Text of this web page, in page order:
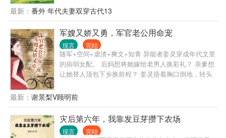
次见面，被男人抛来的篮球砸出了鼻血...... 第二次见
第三次见面，差点成了男人的解药，这都是什么孽
缘......... 然一副双面绣，让大院里公认淡溥寡欲、不
近女色的霍四少为她疯、为她狂，为她哐哐撞大墙。
大院里的人谁不说一声霍四少大义，却不知他为家族
牺牲也只是障眼法，为的就是能光明正大守在她身
我，还说我是狐狸精，耍了手段才勾引了你。 对那些
伤害、算计过她的人，霍四少霸气表示：零容忍。 用
实际行动让她们‘啪啪’打脸。 她就是爷的逆鳞！ 三世
情缘宠妻狂魔上线！
走！ 妈妈和祖父留下来的遗产，都是她的，渣爹后妈
想都不要想！离开前把家底全搬空！ 前世继妹让她顶
替下乡，这次她先下手给继妹报名下乡！ 她和渣爹后
妈斗智斗勇，谁知中途来了个高冷帅军官。 “你好，我
是你未婚夫，来和你结婚的。” …… 霍念平从军七
载，性格冷漠，是草原上的高冷之花，霍家人为他的
婚事操碎了心。 直到有天霍家收到了一封信，自称和
霍念平有婚约，霍家人决定死马当活马医，让霍念平
不结婚是因为他有读心异能，知道的越多就对人心越
绝望。 他没有结婚的想法，直到遇见他未曾谋面的未
婚妻。 真香定律可能会迟到，但永远都不会缺席！
最新： 番外 年代夫妻双穿古代13
军嫂又娇又勇，军官老公用命宠
现言 完结
随军+空间+虐渣+爽文+知青 异能者姜灵穿成年代文里
的病弱女配。 后妈想将她嫁给老男人换彩礼？ 亲爹想
让她替人顶包下乡换前程？ 姜灵捂着胸口倒地，转头
一个身娇体弱，走三步喘两下，看着就不是干活的。
一个身强体健，看着就是干活的一把好手。 村里人议
论：找对象不要只看脸，病病歪歪的绝对不能要。 姜
灵赞同的点头，可不，沾着她能随时倒地不起。 不等
姜灵咸鱼开摆，村里最出息的军官回来了。 军官妈叮
最新： 谢景梨V顾明前
灾后第六年，我靠发豆芽攒下农场
现言 完结